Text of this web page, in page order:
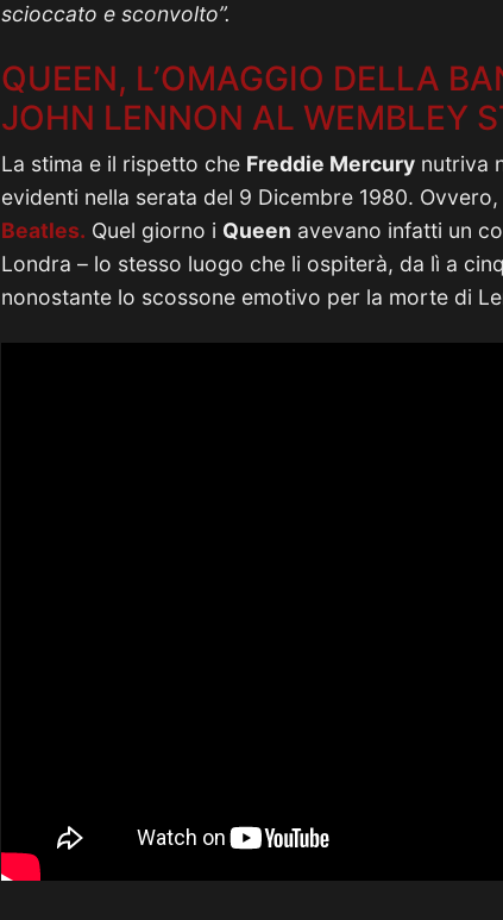
scioccato e sconvolto”.
QUEEN, L’OMAGGIO DELLA
JOHN LENNON AL WEMBLEY
La stima e il rispetto che Freddie Mercury nutriva
evidenti nella serata del 9 Dicembre 1980.
Beatles. Quel giorno i Queen avevano infatti un
Londra – lo stesso luogo che li ospiterà, da lì a
nonostante lo scossone emotivo per la morte di